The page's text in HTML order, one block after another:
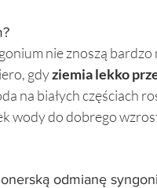
nie znoszą bardzo
gdy ziemia lekko
na białych częściach
wody do dobrego
odmianę